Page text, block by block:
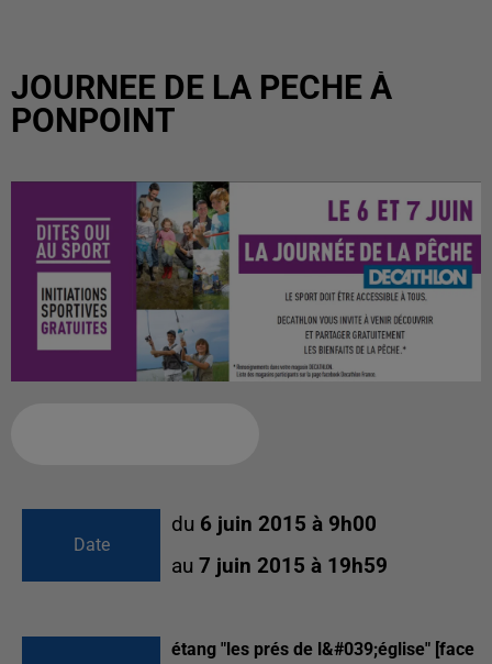
JOURNEE DE LA PECHE À
PONPOINT
Date
du 6 juin 2015 à 9h00
au 7 juin 2015 à 19h59
étang "les prés de l&#039;église" [face